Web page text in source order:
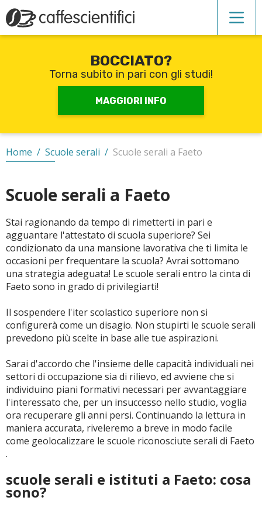
Recupero anni scolastici
Scuole private
CERCA
BOCCIATO?
Torna subito in pari con gli studi!
MAGGIORI INFO
Home / Scuole serali / Scuole serali a Faeto
Scuole serali a Faeto
Stai ragionando da tempo di rimetterti in pari e
agguantare l'attestato di scuola superiore? Sei
condizionato da una mansione lavorativa che ti limita le
occasioni per frequentare la scuola? Avrai sottomano
una strategia adeguata! Le scuole serali entro la cinta di
Faeto sono in grado di privilegiarti!
Il sospendere l'iter scolastico superiore non si
configurerà come un disagio. Non stupirti le scuole serali
prevedono più scelte in base alle tue aspirazioni.
Sarai d'accordo che l'insieme delle capacità individuali nei
settori di occupazione sia di rilievo, ed avviene che si
individuino piani formativi necessari per avvantaggiare
l'interessato che, per un insuccesso nello studio, voglia
ora recuperare gli anni persi. Continuando la lettura in
maniera accurata, riveleremo a breve in modo facile
come geolocalizzare le scuole riconosciute serali di Faeto
.
scuole serali e istituti a Faeto: cosa
sono?